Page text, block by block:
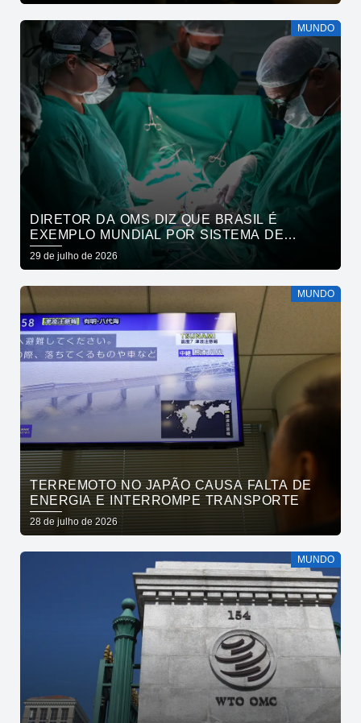
MUNDO
DIRETOR DA OMS DIZ QUE BRASIL É
EXEMPLO MUNDIAL POR SISTEMA DE
SAÚDE
29 de julho de 2026
MUNDO
TERREMOTO NO JAPÃO CAUSA FALTA DE
ENERGIA E INTERROMPE TRANSPORTE
28 de julho de 2026
MUNDO